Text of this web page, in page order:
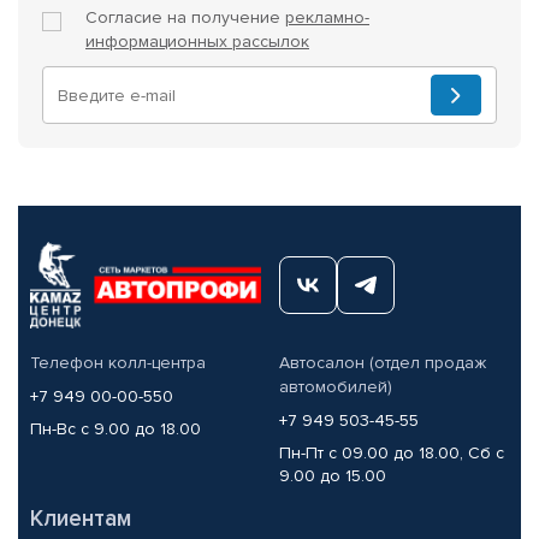
Согласие на получение рекламно-
информационных рассылок
Телефон колл-центра
+7 949 00-00-550
Пн-Вс с 9.00 до 18.00
Автосалон (отдел продаж
автомобилей)
+7 949 503-45-55
Пн-Пт с 09.00 до 18.00, Сб с
9.00 до 15.00
Клиентам